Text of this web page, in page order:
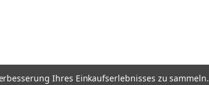
Ihres Einkaufserlebnisses zu sammeln.